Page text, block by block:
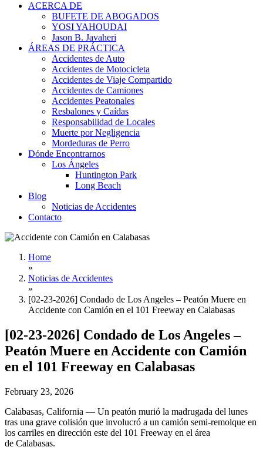
ACERCA DE
BUFETE DE ABOGADOS
YOSI YAHOUDAI
Jason B. Javaheri
ÁREAS DE PRÁCTICA
Accidentes de Auto
Accidentes de Motocicleta
Accidentes de Viaje Compartido
Accidentes de Camiones
Accidentes Peatonales
Resbalones y Caídas
Responsabilidad de Locales
Muerte por Negligencia
Mordeduras de Perro
Dónde Encontrarnos
Los Ángeles
Huntington Park
Long Beach
Blog
Noticias de Accidentes
Contacto
Home
»
Noticias de Accidentes
»
[02-23-2026] Condado de Los Angeles – Peatón Muere en
Accidente con Camión en el 101 Freeway en Calabasas
[02-23-2026] Condado de Los Angeles –
Peatón Muere en Accidente con Camión
en el 101 Freeway en Calabasas
February 23, 2026
Calabasas, California — Un peatón murió la madrugada del lunes
tras una grave colisión que involucró a un camión semi-remolque en
los carriles en dirección este del 101 Freeway en el área
de Calabasas.